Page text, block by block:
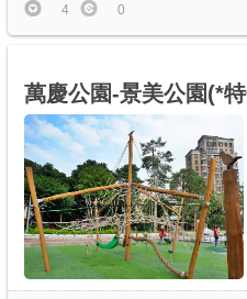
4 0
萬慶公園-景美公園(*